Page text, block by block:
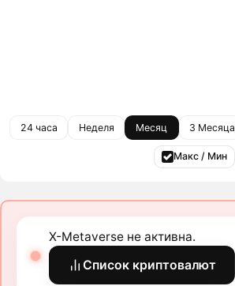
24 часа Неделя Месяц 3 Месяца
Макс / Мин
X-Metaverse не активна.
Список криптовалют